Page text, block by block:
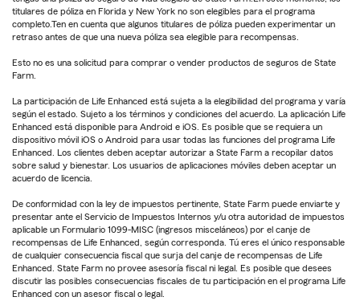
titulares de póliza en Florida y New York no son elegibles para el programa
completo.Ten en cuenta que algunos titulares de póliza pueden experimentar un
retraso antes de que una nueva póliza sea elegible para recompensas.
Esto no es una solicitud para comprar o vender productos de seguros de State
Farm.
La participación de Life Enhanced está sujeta a la elegibilidad del programa y varía
según el estado. Sujeto a los términos y condiciones del acuerdo. La aplicación Life
Enhanced está disponible para Android e iOS. Es posible que se requiera un
dispositivo móvil iOS o Android para usar todas las funciones del programa Life
Enhanced. Los clientes deben aceptar autorizar a State Farm a recopilar datos
sobre salud y bienestar. Los usuarios de aplicaciones móviles deben aceptar un
acuerdo de licencia.
De conformidad con la ley de impuestos pertinente, State Farm puede enviarte y
presentar ante el Servicio de Impuestos Internos y/u otra autoridad de impuestos
aplicable un Formulario 1099-MISC (ingresos misceláneos) por el canje de
recompensas de Life Enhanced, según corresponda. Tú eres el único responsable
de cualquier consecuencia fiscal que surja del canje de recompensas de Life
Enhanced. State Farm no provee asesoría fiscal ni legal. Es posible que desees
discutir las posibles consecuencias fiscales de tu participación en el programa Life
Enhanced con un asesor fiscal o legal.